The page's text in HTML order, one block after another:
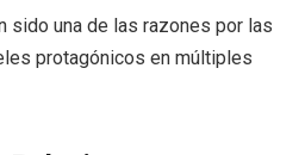
sido una de las razones por las
protagónicos en múltiples